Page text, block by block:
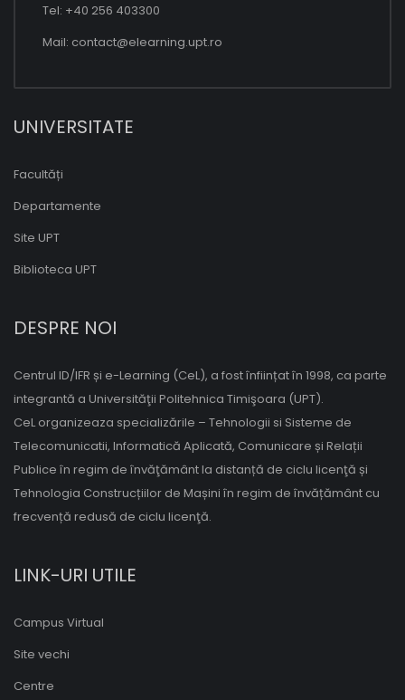
Tel: +40 256 403300
Mail: contact@elearning.upt.ro
UNIVERSITATE
Facultăți
Departamente
Site UPT
Biblioteca UPT
DESPRE NOI
Centrul ID/IFR și e-Learning (CeL), a fost înființat în 1998, ca parte
integrantă a Universităţii Politehnica Timişoara (UPT).
CeL organizeaza specializările – Tehnologii si Sisteme de
Telecomunicatii, Informatică Aplicată, Comunicare și Relații
Publice în regim de învăţământ la distanță de ciclu licenţă și
Tehnologia Construcțiilor de Mașini în regim de învățământ cu
frecvență redusă de ciclu licenţă.
LINK-URI UTILE
Campus Virtual
Site vechi
Centre